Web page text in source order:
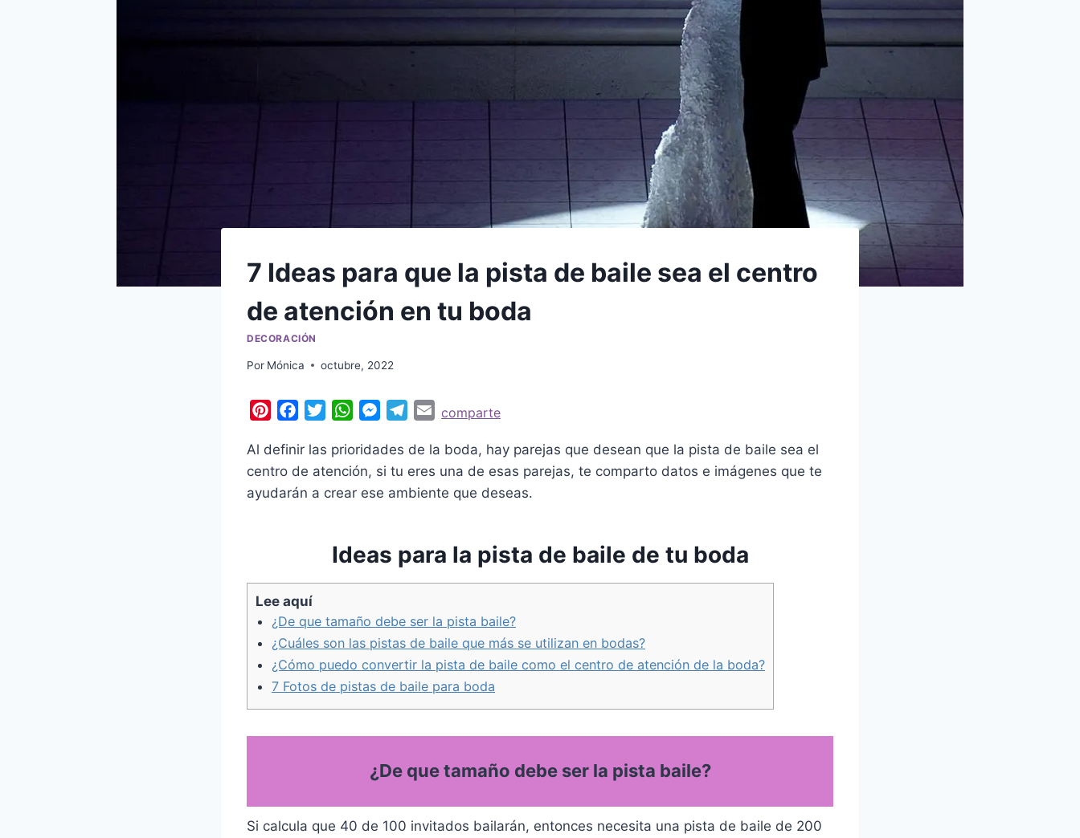
7 Ideas para que la pista de baile sea el centro
de atención en tu boda
DECORACIÓN
Por Mónica octubre, 2022
n
t
e
c
e
b
i
t
t
W
a
t
s
p
M
s
s
e
e
l
e
g
m
E
a
l
comparte
Al definir las prioridades de la boda, hay parejas que desean que la pista de baile sea el
centro de atención, si tu eres una de esas parejas, te comparto datos e imágenes que te
ayudarán a crear ese ambiente que deseas.
Ideas para la pista de baile de tu boda
Lee aquí
¿De que tamaño debe ser la pista baile?
¿Cuáles son las pistas de baile que más se utilizan en bodas?
¿Cómo puedo convertir la pista de baile como el centro de atención de la boda?
7 Fotos de pistas de baile para boda
¿De que tamaño debe ser la pista baile?
Si calcula que 40 de 100 invitados bailarán, entonces necesita una pista de baile de 200